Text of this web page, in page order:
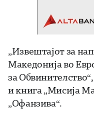
„Извештајот за
Македонија во
за
и книга „Мисија
„Офанзива“.